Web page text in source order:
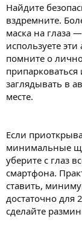
Найдите
вздремните.
маска на глаза
используете
помните о
припарковаться
заглядывать в
месте.
Если
минимальные
уберите с глаз
смартфона.
ставить,
достаточно для
сделайте